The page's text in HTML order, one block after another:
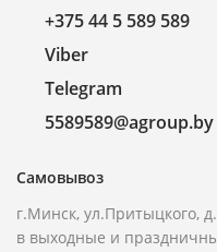
+375 44 5 589 589
Viber
Telegram
5589589@agroup.by
Самовывоз
г.Минск, ул.Притыцкого,
в выходные и